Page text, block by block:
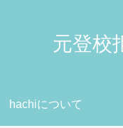
元登校
hachiについて